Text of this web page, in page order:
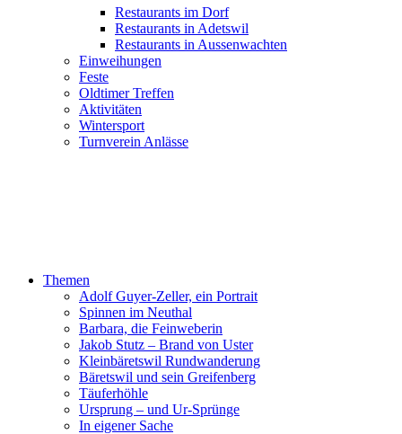
Restaurants im Dorf
Restaurants in Adetswil
Restaurants in Aussenwachten
Einweihungen
Feste
Oldtimer Treffen
Aktivitäten
Wintersport
Turnverein Anlässe
Themen
Adolf Guyer-Zeller, ein Portrait
Spinnen im Neuthal
Barbara, die Feinweberin
Jakob Stutz – Brand von Uster
Kleinbäretswil Rundwanderung
Bäretswil und sein Greifenberg
Täuferhöhle
Ursprung – und Ur-Sprünge
In eigener Sache